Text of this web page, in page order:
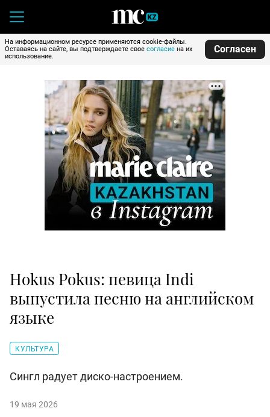
На информационном ресурсе применяются cookie-файлы.
Оставаясь на сайте, вы подтверждаете свое согласие на их
использование.
Согласен
Hokus Pokus: певица Indi
выпустила песню на английском
языке
КУЛЬТУРА
Сингл радует диско-настроением.
19 мая 2026